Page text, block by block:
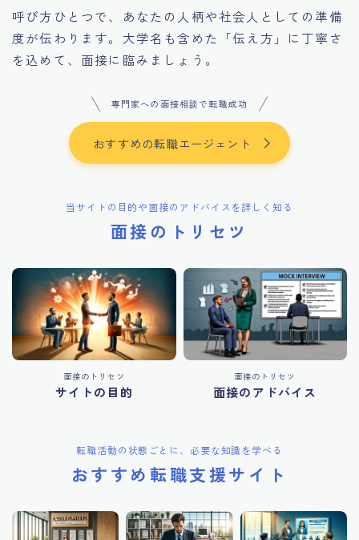
呼び方ひとつで、あなたの人柄や社会人としての準備
度が伝わります。大学名も含めた「伝え方」に丁寧さ
を込めて、面接に臨みましょう。
専門家への面接相談で転職成功
おすすめの転職エージェント
当サイトの目的や面接のアドバイスを詳しく知る
面接のトリセツ
面接のトリセツ
サイトの目的
面接のトリセツ
面接のアドバイス
転職活動の状態ごとに、必要な知識を学べる
おすすめ転職支援サイト